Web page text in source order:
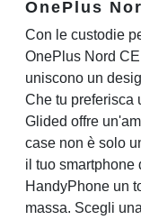
OnePlus
Con le custodie
OnePlus Nord
uniscono un
Che tu preferisca
Glided offre
case non è solo
il tuo smartphone
HandyPhone un
massa. Scegli